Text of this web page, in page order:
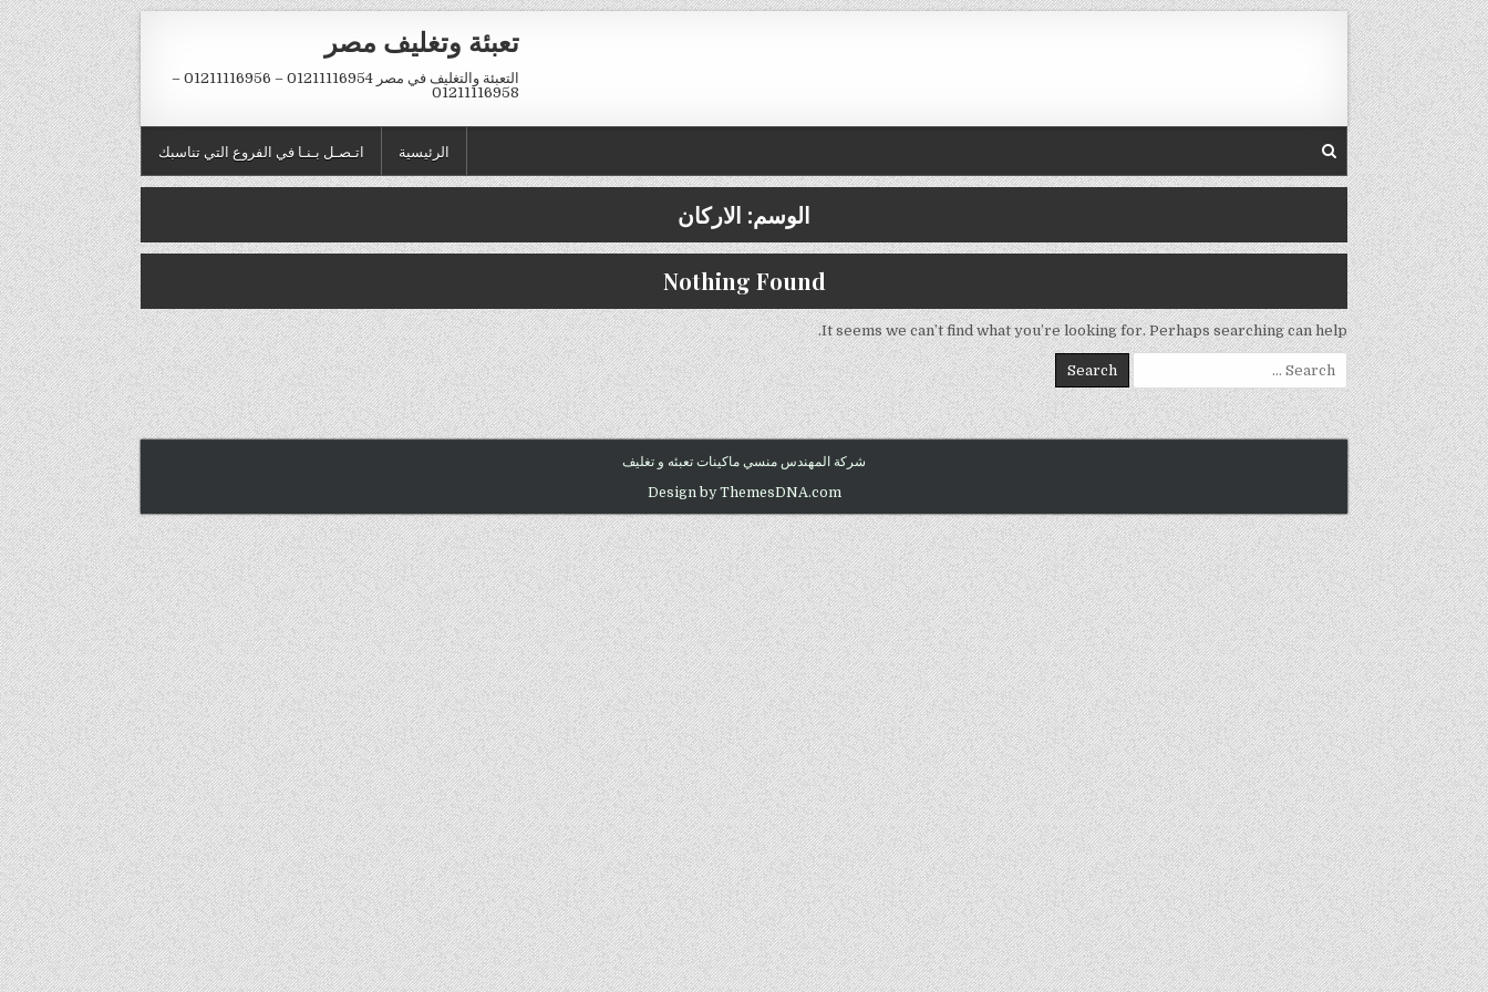
Skip
to
content
تعبئة وتغليف مصر
التعبئة والتغليف في مصر 01211116954 – 01211116956 –
01211116958
اتـصـل بـنـا في الفروع التي تناسبك الرئيسية
الوسم: الاركان
Nothing Found
It seems we can’t find what you’re looking for. Perhaps searching can help.
Search
for:
شركة المهندس منسي ماكينات تعبئه و تغليف
Design by ThemesDNA.com